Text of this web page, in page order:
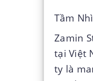
Tầm
Zamin
tại Việt
ty là